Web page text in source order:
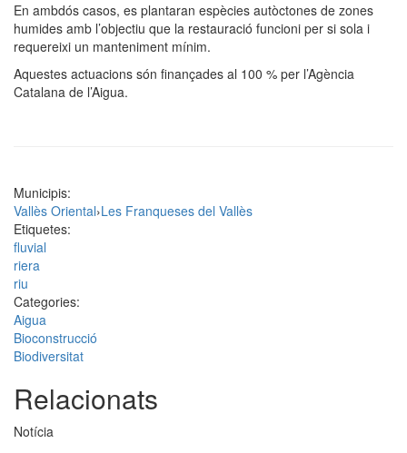
En ambdós casos, es plantaran espècies autòctones de zones
humides amb l’objectiu que la restauració funcioni per si sola i
requereixi un manteniment mínim.
Aquestes actuacions són finançades al 100 % per l’Agència
Catalana de l’Aigua.
Municipis:
Vallès Oriental›Les Franqueses del Vallès
Etiquetes:
fluvial
riera
riu
Categories:
Aigua
Bioconstrucció
Biodiversitat
Relacionats
Notícia